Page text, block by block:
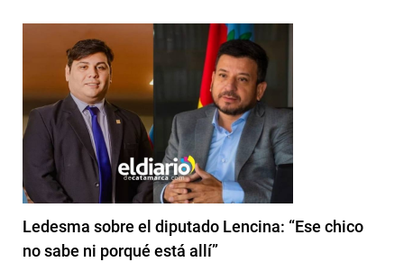
Ledesma sobre el diputado Lencina: “Ese chico
no sabe ni porqué está allí”